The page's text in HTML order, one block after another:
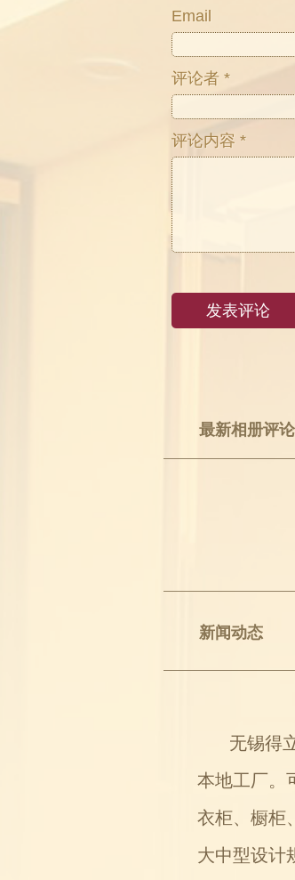
Email
评论者 *
评论内容 *
最新相册评论
新闻动态
无锡得立
本地工厂。
衣柜、橱柜
大中型设计